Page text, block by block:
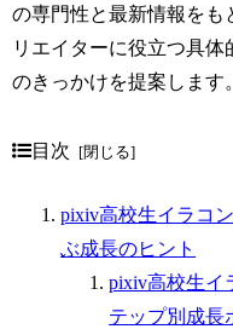
の専門性と最新情報をも
リエイターに役立つ具体
のきっかけを提案します。
目次
pixiv高校生イラコ
ぶ成長のヒント
pixiv高校生イ
テップ別成長